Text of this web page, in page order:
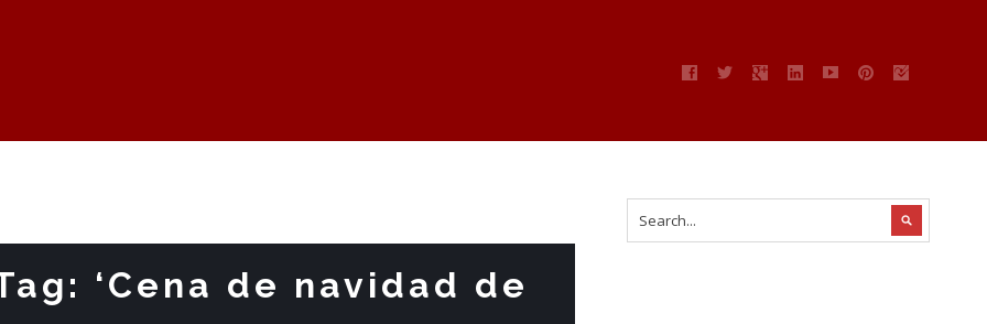
‘Cena de navidad de